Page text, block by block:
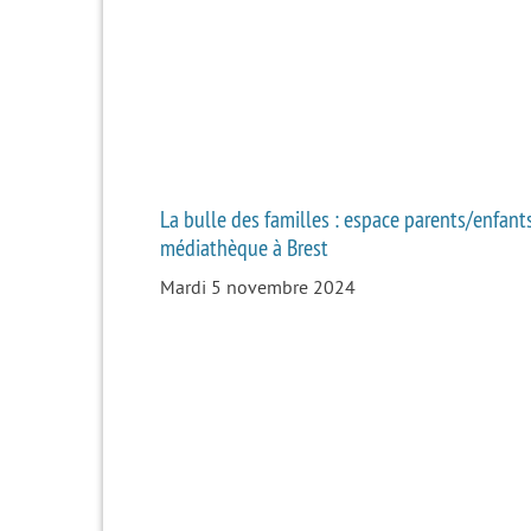
La bulle des familles : espace parents/
médiathèque à Brest
Mardi 5 novembre 2024